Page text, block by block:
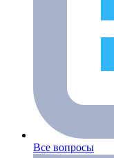
Все вопросы